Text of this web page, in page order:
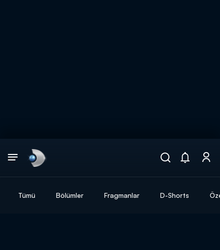
Tümü Bölümler Fragmanlar D-Shorts